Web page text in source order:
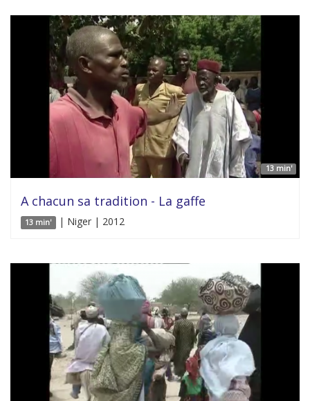
13 min'
A chacun sa tradition - La gaffe
13 min' | Niger | 2012